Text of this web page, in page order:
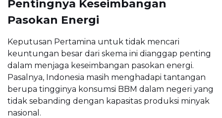
Pentingnya Keseimbangan
Pasokan Energi
Keputusan Pertamina untuk tidak mencari
keuntungan besar dari skema ini dianggap penting
dalam menjaga keseimbangan pasokan energi.
Pasalnya, Indonesia masih menghadapi tantangan
berupa tingginya konsumsi BBM dalam negeri yang
tidak sebanding dengan kapasitas produksi minyak
nasional.